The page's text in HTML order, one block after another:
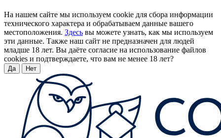
На нашем сайте мы используем cookie для сбора информации
технического характера и обрабатываем данные вашего
местоположения. Здесь вы можете узнать, как мы используем
эти данные. Также наш сайт не предназначен для людей
младше 18 лет. Вы даёте согласие на использование файлов
cookies и подтверждаете, что вам не менее 18 лет?
Да Нет